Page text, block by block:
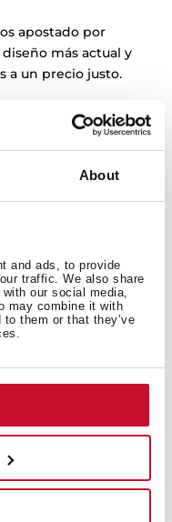
About
and ads, to provide
traffic. We also share
our social media,
may combine it with
them or that they’ve
apostado por
más actual y
a un precio justo.